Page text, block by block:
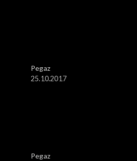
Pegaz
25.10.2017
Pegaz